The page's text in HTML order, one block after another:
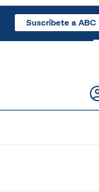
Suscríbete a ABC